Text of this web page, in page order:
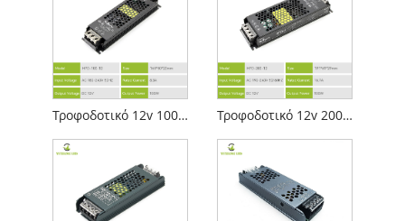
Τροφοδοτικό 12v 100w Led Linear Lighting Τροφοδοτικό 12v 200w Led Linear Lighting